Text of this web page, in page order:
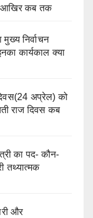
आखिर कब तक
मुख्य निर्वाचन
कार्यकाल क्या
अप्रेल) को
राज दिवस कब
का पद- कौन-
तथ्यात्मक
और